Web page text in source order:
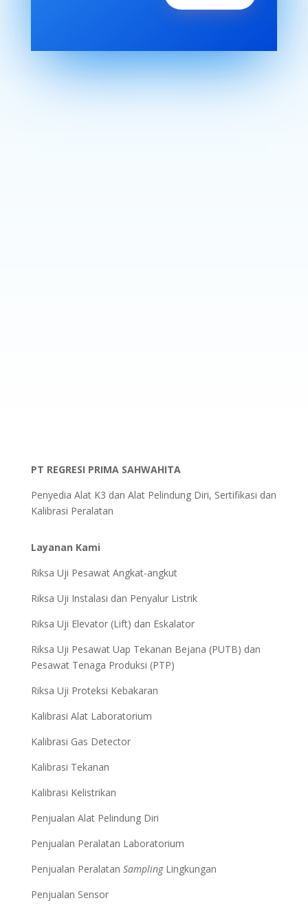
PT REGRESI PRIMA SAHWAHITA
Penyedia Alat K3 dan Alat Pelindung Diri, Sertifikasi dan
Kalibrasi Peralatan
Layanan Kami
Riksa Uji Pesawat Angkat-angkut
Riksa Uji Instalasi dan Penyalur Listrik
Riksa Uji Elevator (Lift) dan Eskalator
Riksa Uji Pesawat Uap Tekanan Bejana (PUTB) dan
Pesawat Tenaga Produksi (PTP)
Riksa Uji Proteksi Kebakaran
Kalibrasi Alat Laboratorium
Kalibrasi Gas Detector
Kalibrasi Tekanan
Kalibrasi Kelistrikan
Penjualan Alat Pelindung Diri
Penjualan Peralatan Laboratorium
Penjualan Peralatan SamplingLingkungan
Penjualan Sensor